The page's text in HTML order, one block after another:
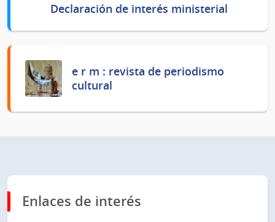
Declaración de interés ministerial
e r m : revista de periodismo
cultural
Enlaces de interés